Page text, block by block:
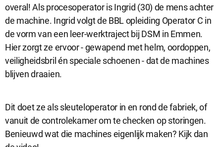
Sluit
dialog
Noodzakelijke cookies
Noodzakelijke cookies zijn noodzakelijk om de website te laten
werken.
Functionele cookies
Functionele cookies hebben een functionele rol binnen de
website. De cookies zorgen ervoor dat de website goed
overal! Als procesoperator is Ingrid (30) de mens achter
de machine. Ingrid volgt de BBL opleiding Operator C in
de vorm van een leer-werktraject bij DSM in Emmen.
Hier zorgt ze ervoor - gewapend met helm, oordoppen,
veiligheidsbril én speciale schoenen - dat de machines
blijven draaien.
Dit doet ze als sleuteloperator in en rond de fabriek, of
vanuit de controlekamer om te checken op storingen.
Benieuwd wat die machines eigenlijk maken? Kijk dan